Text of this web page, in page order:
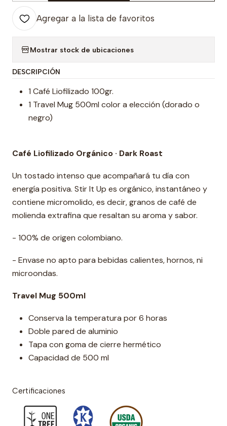
Agregar a la lista de favoritos
Mostrar stock de ubicaciones
DESCRIPCIÓN
1 Café Liofilizado 100gr.
1 Travel Mug 500ml color a elección (dorado o
negro)
Café Liofilizado Orgánico · Dark Roast
Un tostado intenso que acompañará tu día con
energía positiva. Stir It Up es orgánico, instantáneo y
contiene micromolido, es decir, granos de café de
molienda extrafina que resaltan su aroma y sabor.
- 100% de origen colombiano.
- Envase no apto para bebidas calientes, hornos, ni
microondas.
Travel Mug 500ml
Conserva la temperatura por 6 horas
Doble pared de aluminio
Tapa con goma de cierre hermético
Capacidad de 500 ml
Certificaciones